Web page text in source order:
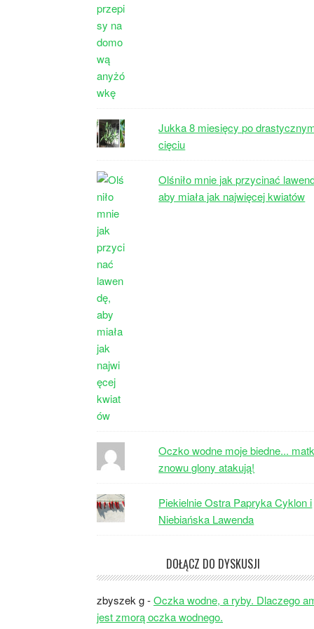
Jukka 8 miesięcy po
cięciu
Olśniło mnie jak przycinać
aby miała jak najwięcej kwiatów
Oczko wodne moje biedne...
znowu glony atakują!
Piekielnie Ostra Papryka Cyklon i
Niebiańska Lawenda
DOŁĄCZ DO DYSKUSJI
zbyszek g-Oczka wodne, a ryby. Dlaczego
jest zmorą oczka wodnego.